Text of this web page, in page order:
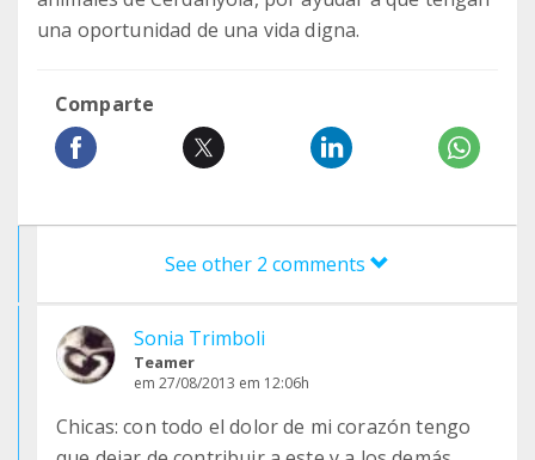
una oportunidad de una vida digna.
Comparte
See other 2 comments
Sonia Trimboli
Teamer
em 27/08/2013 em 12:06h
Chicas: con todo el dolor de mi corazón tengo